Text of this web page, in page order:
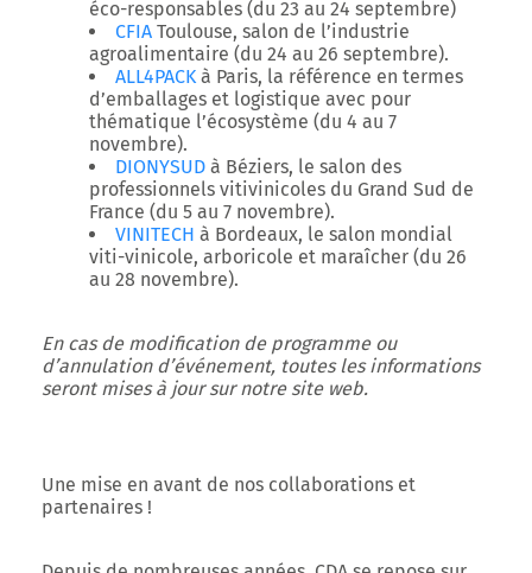
éco-responsables (du 23 au 24 septembre)
CFIA Toulouse, salon de l’industrie
agroalimentaire (du 24 au 26 septembre).
ALL4PACKà Paris, la référence en termes
d’emballages et logistique avec pour
thématique l’écosystème (du 4 au 7
novembre).
DIONYSUD à Béziers, le salon des
professionnels vitivinicoles du Grand Sud de
France (du 5 au 7 novembre).
VINITECH à Bordeaux, le salon mondial
viti-vinicole, arboricole et maraîcher (du 26
au 28 novembre).
En cas de modification de programme ou
d’annulation d’événement, toutes les informations
seront mises à jour sur notre site web.
Une mise en avant de nos collaborations et
partenaires !